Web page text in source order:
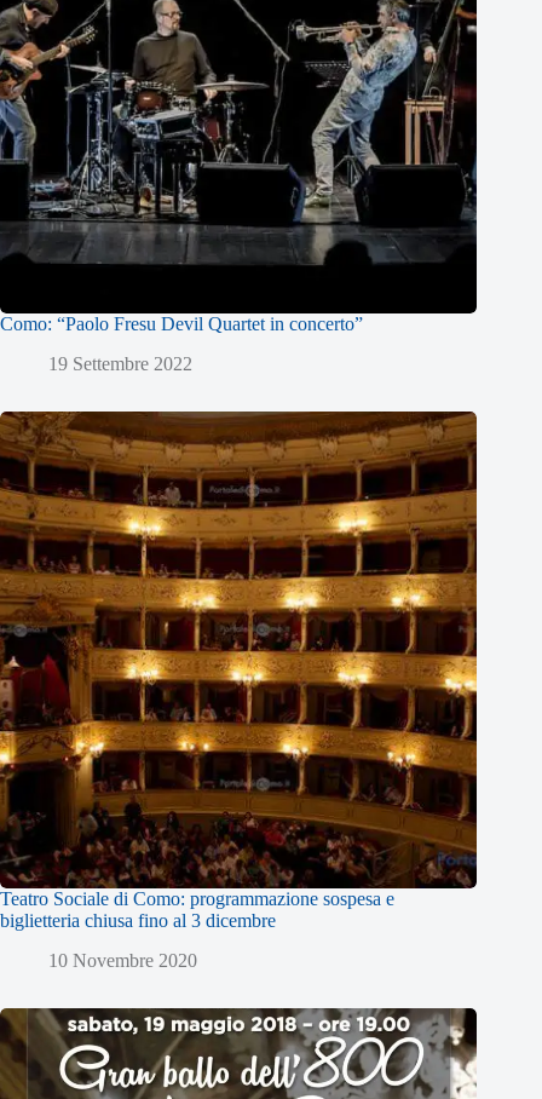
Como: “Paolo Fresu Devil Quartet in concerto”
19 Settembre 2022
Teatro Sociale di Como: programmazione sospesa e
biglietteria chiusa fino al 3 dicembre
10 Novembre 2020